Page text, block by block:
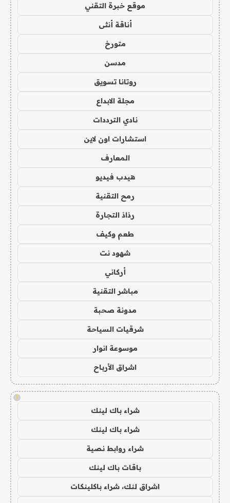
موقع خبرة التقني
أناقة أنثى
متورخ
مدسن
روتانا تسويق
مجلة الابداع
نادي الترددات
استشارات اون لاين
المعارف
هيدب فيديو
رمح التقنية
رذاذ التجارة
طعم وكيف
شهود نت
أركاني
مباشر التقنية
مدونة صحبة
شرقيات السياحة
موسوعة انوار
اشراق الأرباح
!
شراء باك لينك
شراء باك لينك
شراء روابط نصية
باقات باك لينك
اشراق لنك، شراء باكلينكات